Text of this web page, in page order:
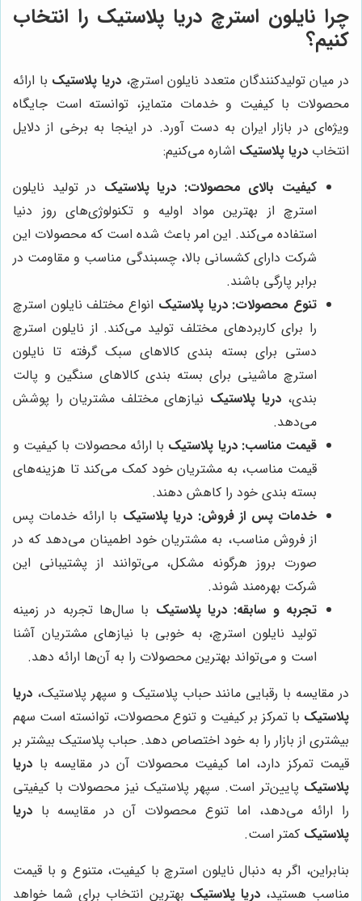
چرا نایلون استرچ دریا پلاستیک را انتخاب
کنیم؟
در میان تولیدکنندگان متعدد نایلون استرچ، دریا پلاستیک با ارائه
محصولات با کیفیت و خدمات متمایز، توانسته است جایگاه
ویژه‌ای در بازار ایران به دست آورد. در اینجا به برخی از دلایل
انتخاب دریا پلاستیک اشاره می‌کنیم:
کیفیت بالای محصولات: دریا پلاستیک در تولید نایلون
استرچ از بهترین مواد اولیه و تکنولوژی‌های روز دنیا
استفاده می‌کند. این امر باعث شده است که محصولات این
شرکت دارای کشسانی بالا، چسبندگی مناسب و مقاومت در
برابر پارگی باشند.
تنوع محصولات: دریا پلاستیک انواع مختلف نایلون استرچ
را برای کاربردهای مختلف تولید می‌کند. از نایلون استرچ
دستی برای بسته بندی کالاهای سبک گرفته تا نایلون
استرچ ماشینی برای بسته بندی کالاهای سنگین و پالت
بندی، دریا پلاستیک نیازهای مختلف مشتریان را پوشش
می‌دهد.
قیمت مناسب: دریا پلاستیک با ارائه محصولات با کیفیت و
قیمت مناسب، به مشتریان خود کمک می‌کند تا هزینه‌های
بسته بندی خود را کاهش دهند.
خدمات پس از فروش: دریا پلاستیک با ارائه خدمات پس
از فروش مناسب، به مشتریان خود اطمینان می‌دهد که در
صورت بروز هرگونه مشکل، می‌توانند از پشتیبانی این
شرکت بهره‌مند شوند.
تجربه و سابقه: دریا پلاستیک با سال‌ها تجربه در زمینه
تولید نایلون استرچ، به خوبی با نیازهای مشتریان آشنا
است و می‌تواند بهترین محصولات را به آن‌ها ارائه دهد.
در مقایسه با رقبایی مانند حباب پلاستیک و سپهر پلاستیک، دریا
پلاستیک با تمرکز بر کیفیت و تنوع محصولات، توانسته است سهم
بیشتری از بازار را به خود اختصاص دهد. حباب پلاستیک بیشتر بر
قیمت تمرکز دارد، اما کیفیت محصولات آن در مقایسه با دریا
پلاستیک پایین‌تر است. سپهر پلاستیک نیز محصولات با کیفیتی
را ارائه می‌دهد، اما تنوع محصولات آن در مقایسه با دریا
پلاستیک کمتر است.
بنابراین، اگر به دنبال نایلون استرچ با کیفیت، متنوع و با قیمت
مناسب هستید،دریا پلاستیک بهترین انتخاب برای شما خواهد